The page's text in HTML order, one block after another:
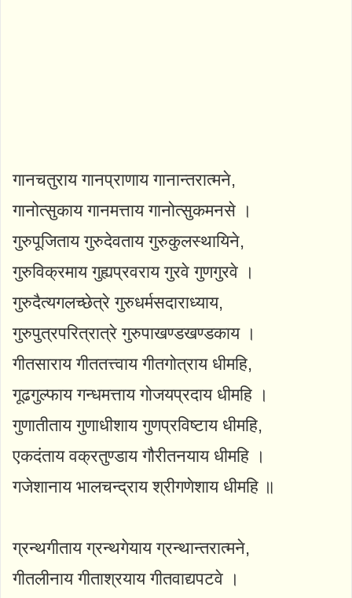
गानचतुराय गानप्राणाय गानान्तरात्मने,
गानोत्सुकाय गानमत्ताय गानोत्सुकमनसे ।
गुरुपूजिताय गुरुदेवताय गुरुकुलस्थायिने,
गुरुविक्रमाय गुह्यप्रवराय गुरवे गुणगुरवे ।
गुरुदैत्यगलच्छेत्रे गुरुधर्मसदाराध्याय,
गुरुपुत्रपरित्रात्रे गुरुपाखण्डखण्डकाय ।
गीतसाराय गीततत्त्वाय गीतगोत्राय धीमहि,
गूढगुल्फाय गन्धमत्ताय गोजयप्रदाय धीमहि ।
गुणातीताय गुणाधीशाय गुणप्रविष्टाय धीमहि,
एकदंताय वक्रतुण्डाय गौरीतनयाय धीमहि ।
गजेशानाय भालचन्द्राय श्रीगणेशाय धीमहि ॥
ग्रन्थगीताय ग्रन्थगेयाय ग्रन्थान्तरात्मने,
गीतलीनाय गीताश्रयाय गीतवाद्यपटवे ।